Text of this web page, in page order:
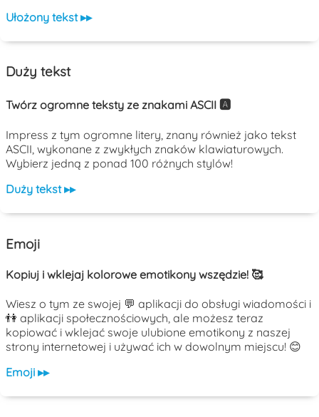
Ułożony tekst ▸▸
Duży tekst
Twórz ogromne teksty ze znakami ASCII 🅰️
Impress z tym ogromne litery, znany również jako tekst
ASCII, wykonane z zwykłych znaków klawiaturowych.
Wybierz jedną z ponad 100 różnych stylów!
Duży tekst ▸▸
Emoji
Kopiuj i wklejaj kolorowe emotikony wszędzie! 🥰
Wiesz o tym ze swojej 💬 aplikacji do obsługi wiadomości i
👫 aplikacji społecznościowych, ale możesz teraz
kopiować i wklejać swoje ulubione emotikony z naszej
strony internetowej i używać ich w dowolnym miejscu! 😊
Emoji ▸▸